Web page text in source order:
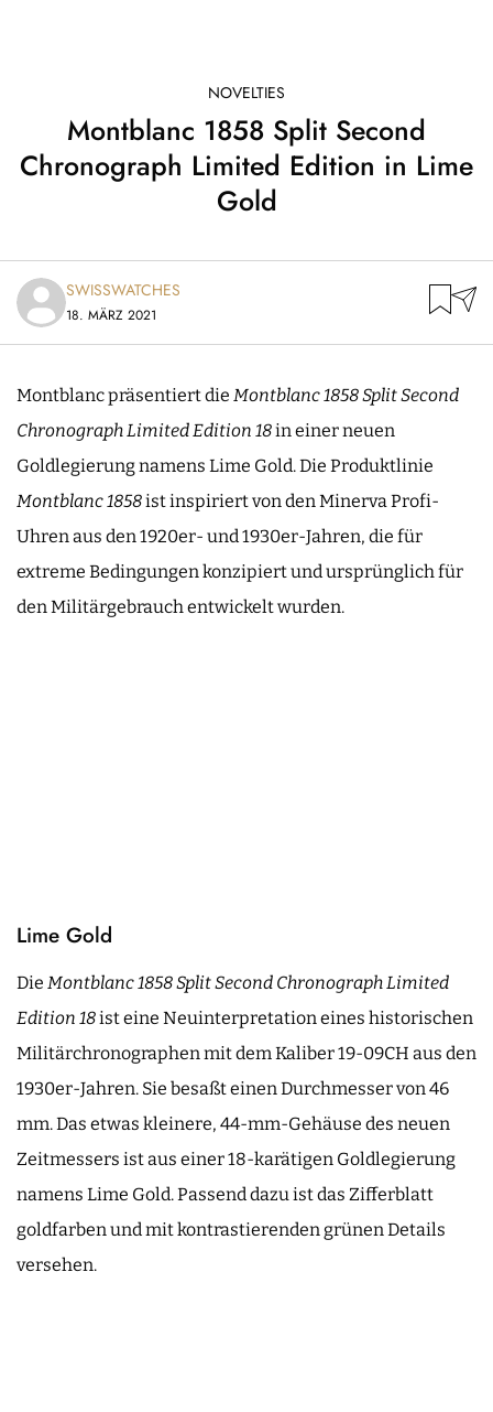
NOVELTIES
Montblanc 1858 Split Second
Chronograph Limited Edition in Lime
Gold
SWISSWATCHES
18. MÄRZ 2021
Montblanc präsentiert die Montblanc 1858 Split Second
Chronograph Limited Edition 18in einer neuen
Goldlegierung namens Lime Gold. Die Produktlinie
Montblanc 1858ist inspiriert von den Minerva Profi-
Uhren aus den 1920er- und 1930er-Jahren, die für
extreme Bedingungen konzipiert und ursprünglich für
den Militärgebrauch entwickelt wurden.
Lime Gold
Die Montblanc 1858 Split Second Chronograph Limited
Edition 18ist eine Neuinterpretation eines historischen
Militärchronographen mit dem Kaliber 19-09CH aus den
1930er-Jahren. Sie besaßt einen Durchmesser von 46
mm. Das etwas kleinere, 44-mm-Gehäuse des neuen
Zeitmessers ist aus einer 18-karätigen Goldlegierung
namens Lime Gold. Passend dazu ist das Zifferblatt
goldfarben und mit kontrastierenden grünen Details
versehen.